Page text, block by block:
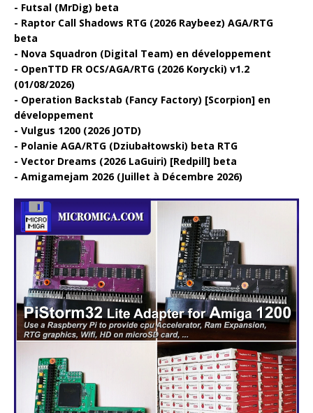
Futsal (MrDig) beta
Raptor Call Shadows RTG (2026 Raybeez) AGA/RTG
beta
Nova Squadron (Digital Team) en développement
OpenTTD FR OCS/AGA/RTG (2026 Korycki) v1.2
(01/08/2026)
Operation Backstab (Fancy Factory) [Scorpion] en
développement
Vulgus 1200 (2026 JOTD)
Polanie AGA/RTG (Dziubałtowski) beta RTG
Vector Dreams (2026 LaGuiri) [Redpill] beta
Amigamejam 2026 (Juillet à Décembre 2026)